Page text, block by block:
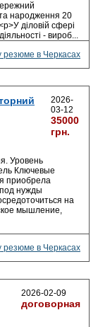
народження 20
діловій сфері
- вироб...
резюме в Черкасах
2026-
03-12
35000
грн.
Уровень
Ключевые
приобрела
нужды
на
мышление,
резюме в Черкасах
2026-02-09
договорная